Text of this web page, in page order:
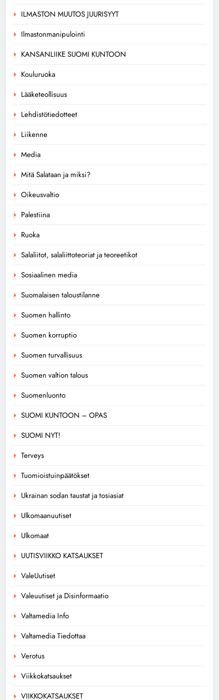
ILMASTON MUUTOS JUURISYYT
Ilmastonmanipulointi
KANSANLIIKE SUOMI KUNTOON
Kouluruoka
Lääketeollisuus
Lehdistötiedotteet
Liikenne
Media
Mitä Salataan ja miksi?
Oikeusvaltio
Palestiina
Ruoka
Salaliitot, salaliittoteoriat ja teoreetikot
Sosiaalinen media
Suomalaisen taloustilanne
Suomen hallinto
Suomen korruptio
Suomen turvallisuus
Suomen valtion talous
Suomenluonto
SUOMI KUNTOON – OPAS
SUOMI NYT!
Terveys
Tuomioistuinpäätökset
Ukrainan sodan taustat ja tosiasiat
Ulkomaanuutiset
Ulkomaat
UUTISVIIKKO KATSAUKSET
ValeUutiset
Valeuutiset ja Disinformaatio
Valtamedia Info
Valtamedia Tiedottaa
Verotus
Viikkokatsaukset
VIIKKOKATSAUKSET